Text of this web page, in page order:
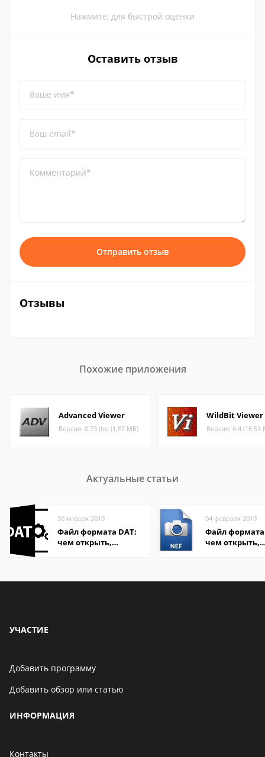
Нажмите, для быстрой оценки
Оставить отзыв
Ваше имя*
Ваш email*
Комментарий*
Отправить отзыв
Отзывы
Похожие приложения
Advanced Viewer
Версия: 0.73 (bu (1.87 МБ)
WildBit Viewer
Версия: 6.4 (16.53
Актуальные статьи
30 января 2019
Файл формата DAT:
чем открыть,
04 февраля 2019
Файл формата
чем открыть,
УЧАСТИЕ
Добавить программу
Добавить обзор или статью
ИНФОРМАЦИЯ
Контакты